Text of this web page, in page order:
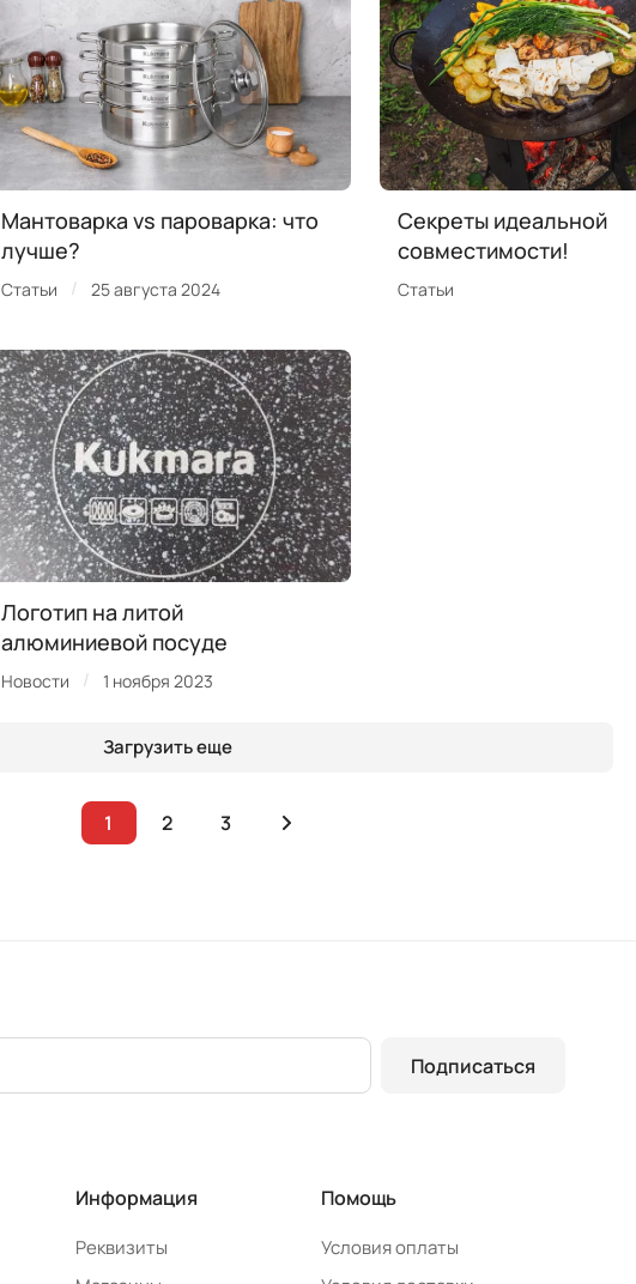
Мантоварка vs пароварка: что
лучше?
Статьи / 25 августа 2024
Секреты идеальной
совместимости!
Статьи
Логотип на литой
алюминиевой посуде
Новости / 1 ноября 2023
Загрузить еще
1 2 3
Подписаться
Информация
Реквизиты
Помощь
Условия оплаты